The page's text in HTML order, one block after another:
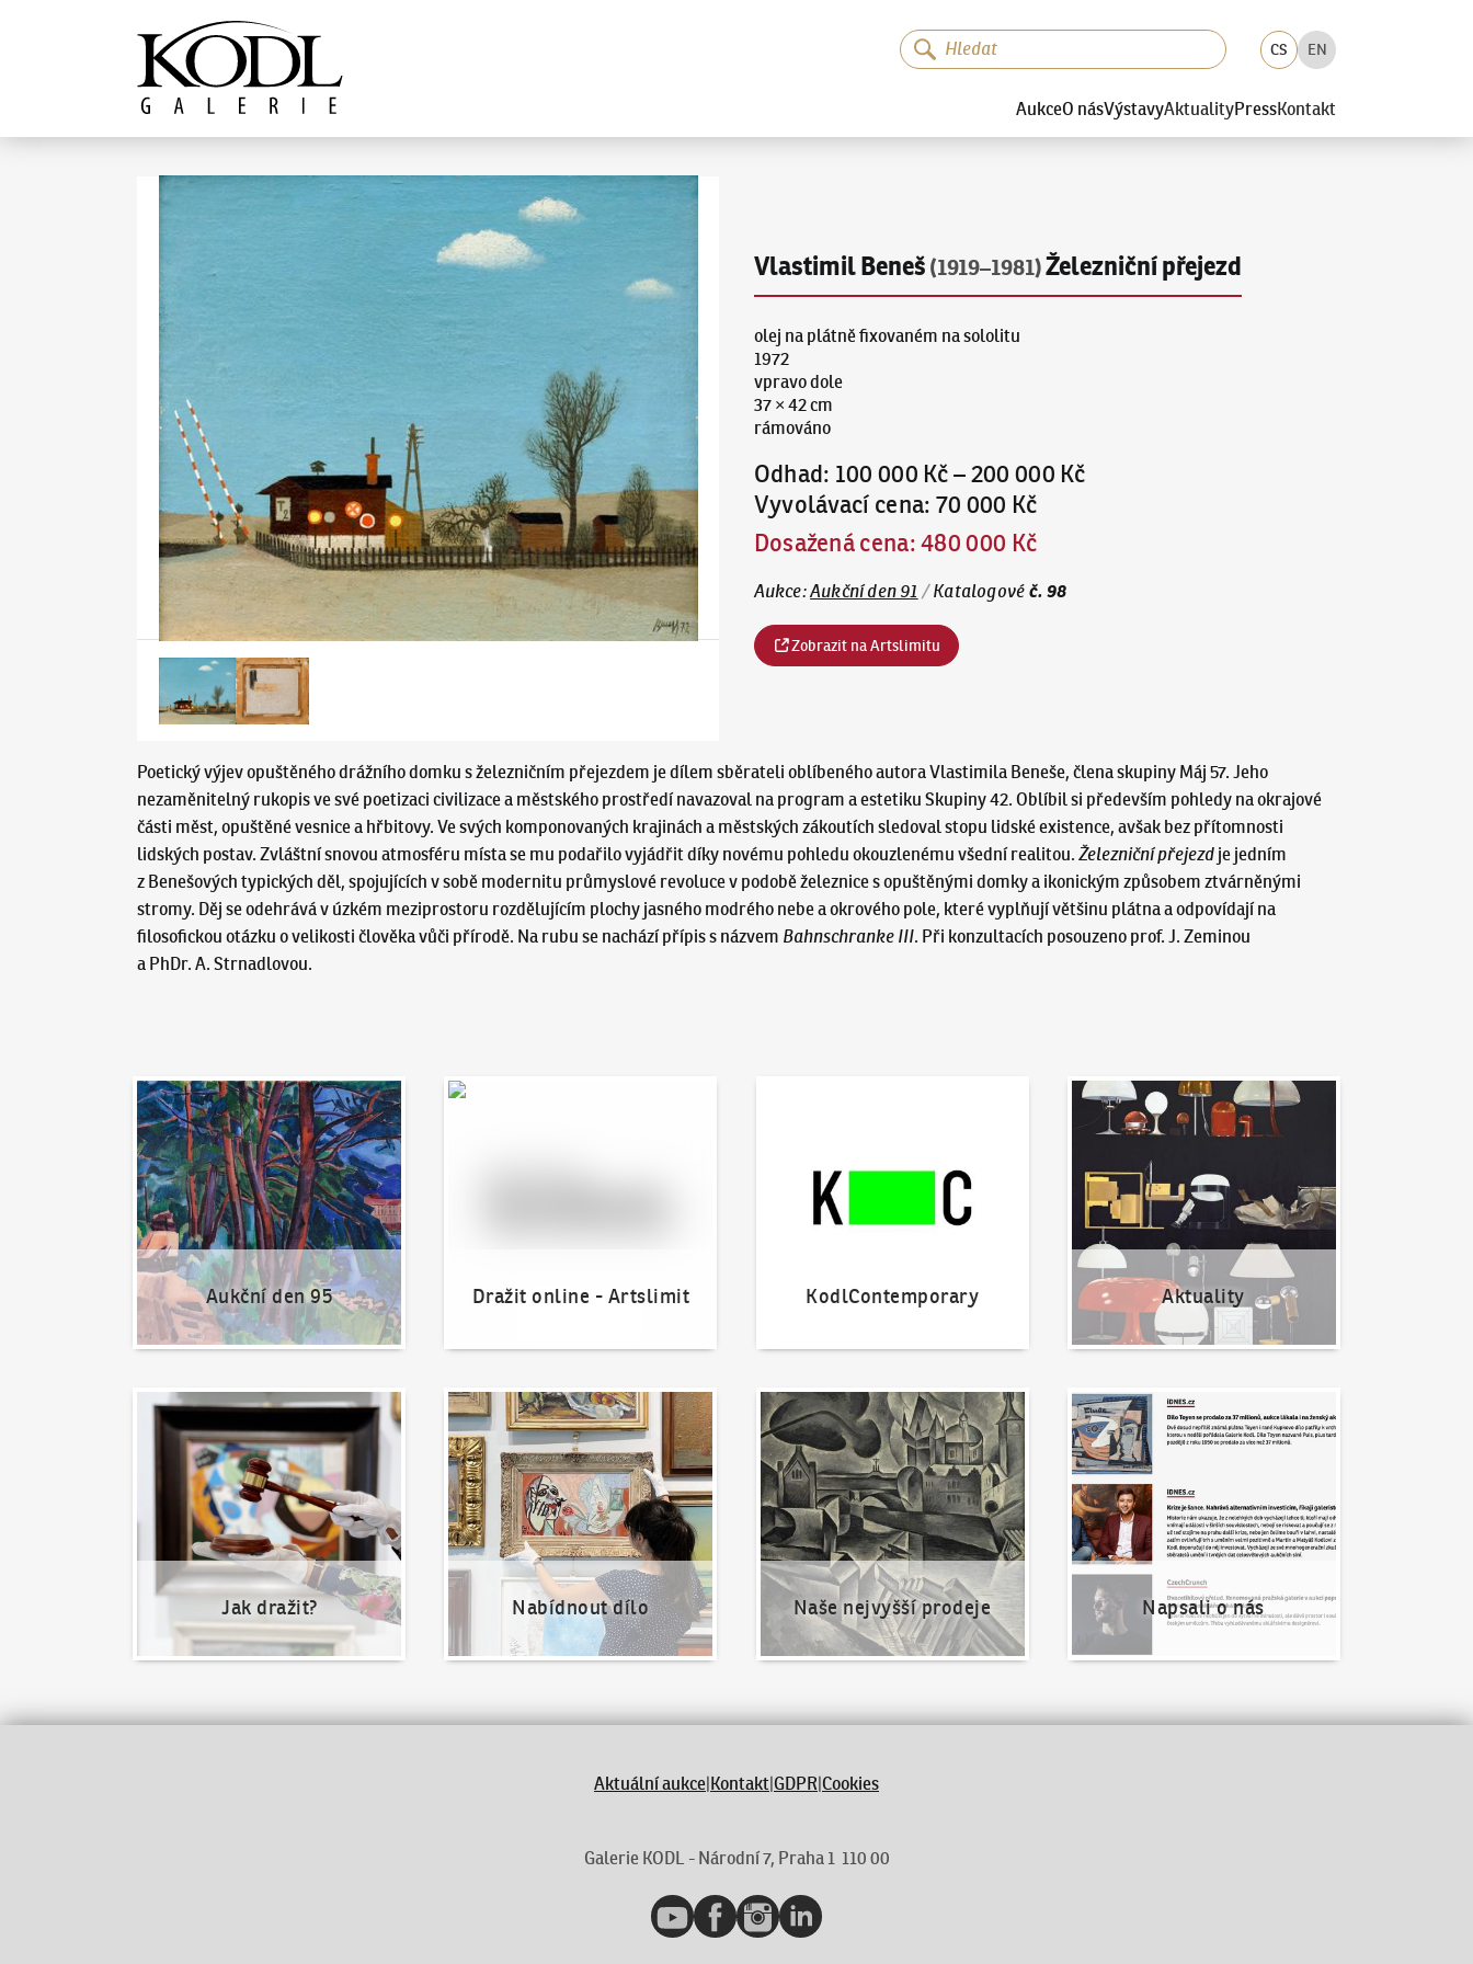
Galerie KODL
CS EN
AukceO násVýstavyAktualityPressKontakt
Vlastimil Beneš (1919–1981)Železniční přejezd
olej na plátně fixovaném na sololitu
1972
vpravo dole
37 × 42 cm
rámováno
Odhad: 100 000 Kč–200 000 Kč
Vyvolávací cena: 70 000 Kč
Dosažená cena:480 000 Kč
Aukce:Aukční den 91 /Katalogové č.98
Zobrazit na Artslimitu
Poetický výjev opuštěného drážního domku s železničním přejezdem je dílem sběrateli oblíbeného autora Vlastimila Beneše, člena skupiny Máj 57. Jeho
nezaměnitelný rukopis ve své poetizaci civilizace a městského prostředí navazoval na program a estetiku Skupiny 42. Oblíbil si především pohledy na okrajové
části měst, opuštěné vesnice a hřbitovy. Ve svých komponovaných krajinách a městských zákoutích sledoval stopu lidské existence, avšak bez přítomnosti
lidských postav. Zvláštní snovou atmosféru místa se mu podařilo vyjádřit díky novému pohledu okouzlenému všední realitou.Železniční přejezd je jedním
z Benešových typických děl, spojujících v sobě modernitu průmyslové revoluce v podobě železnice s opuštěnými domky a ikonickým způsobem ztvárněnými
stromy. Děj se odehrává v úzkém meziprostoru rozdělujícím plochy jasného modrého nebe a okrového pole, které vyplňují většinu plátna a odpovídají na
filosofickou otázku o velikosti člověka vůči přírodě. Na rubu se nachází přípis s názvem Bahnschranke III. Při konzultacích posouzeno prof. J. Zeminou
a PhDr. A. Strnadlovou.
Aukční den 95
Aukční den 95
Dražit online - Artslimit
Dražit online - Artslimit
KodlContemporary Aktuality
Aktuality
Jak dražit?
Jak dražit?
Nabídnout dílo
Nabídnout dílo
Naše nejvyšší prodeje
Naše nejvyšší prodeje
Napsali o nás
Napsali o nás
Aktuální aukce|Kontakt|GDPR|Cookies
Galerie KODL - Národní 7, Praha 1 110 00
YouTubeFacebookInstagramLinkedIn